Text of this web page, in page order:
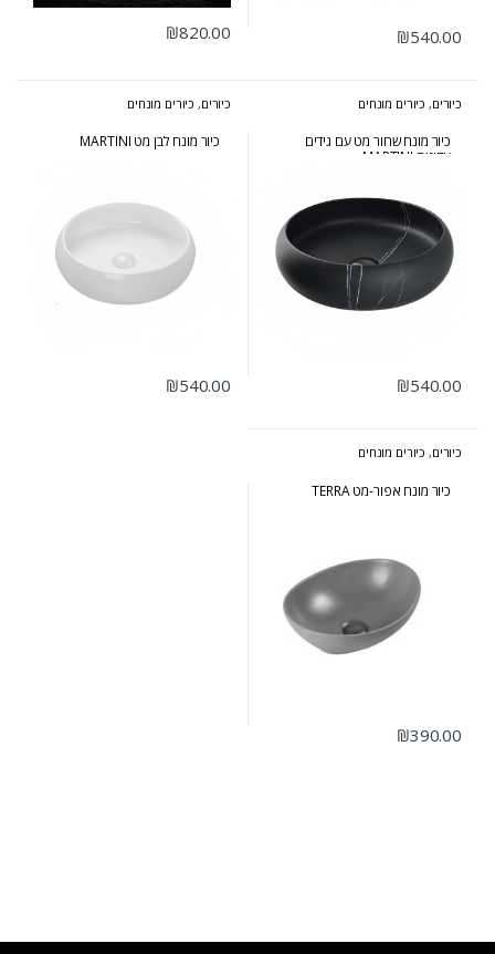
₪540.00
₪820.00
כיורים, כיורים מונחים
כיור מונח שחור מט עם גידים
עדינים MARTINI
₪540.00
כיורים, כיורים מונחים
כיור מונח לבן מט MARTINI
₪540.00
כיורים, כיורים מונחים
כיור מונח אפור-מט TERRA
₪390.00